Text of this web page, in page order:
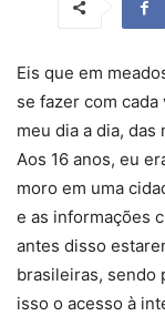
Eis que em
se fazer com
meu dia a dia,
Aos 16 anos, eu
moro em uma
e as informações
antes disso
brasileiras, sendo
isso o acesso à